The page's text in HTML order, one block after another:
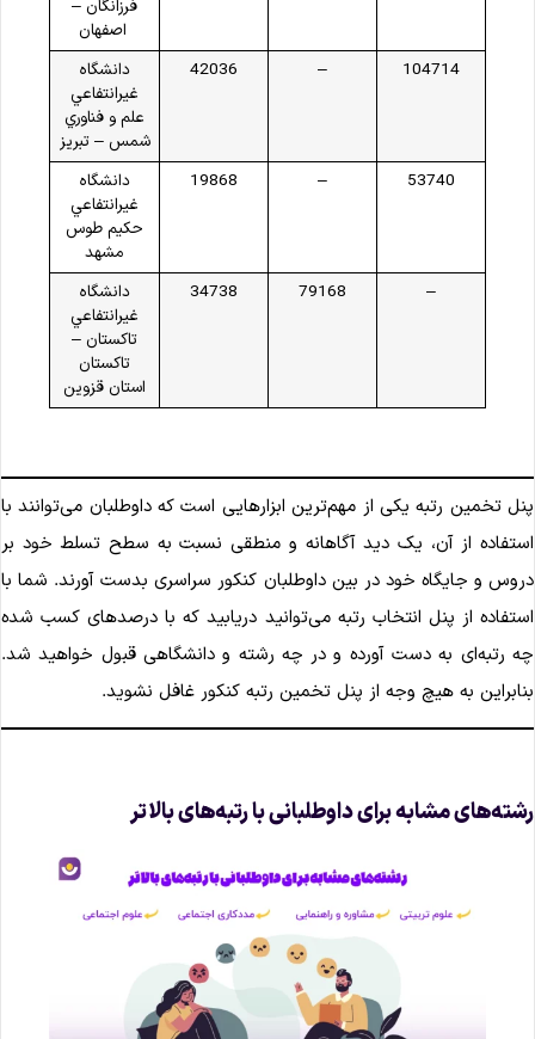
فرزانگان –
اصفهان
104714
–
42036
دانشگاه
غيرانتفاعي
علم و فناوري
شمس – تبريز
53740
–
19868
دانشگاه
غيرانتفاعي
حكيم طوس
مشهد
–
79168
34738
دانشگاه
غيرانتفاعي
تاکستان –
تاکستان
استان قزوين
تخمین رتبه یکی از مهم‌ترین ابزارهایی است که داوطلبان می‌توانند با
از آن، یک دید آگاهانه و منطقی نسبت به سطح تسلط خود بر
و جایگاه خود در بین داوطلبان کنکور سراسری بدست آورند. شما با
از پنل انتخاب رتبه می‌توانید دریابید که با درصدهای کسب شده
رتبه‌ای به دست آورده و در چه رشته و دانشگاهی قبول خواهید شد.
به هیچ وجه از پنل تخمین رتبه کنکور غافل نشوید.
مشابه برای داوطلبانی با رتبه‌های بالاتر